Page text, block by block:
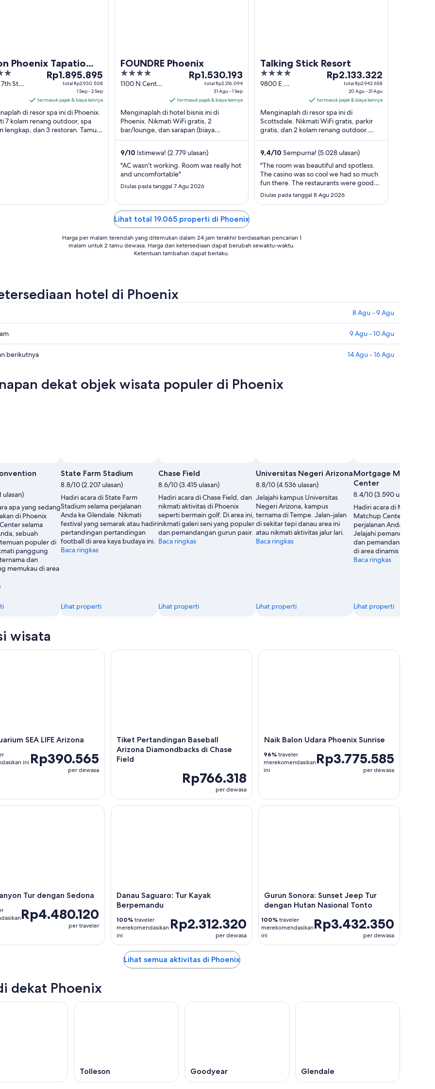
Phoenix Tapatio
Resort
7th St
Harga
Rp1.895.895
malam
dari
1
Sep
Rp1.895.895
total Rp2.930.508
1 Sep - 2 Sep
termasuk pajak & biaya lainnya
di resor spa ini di Phoenix.
7 kolam renang outdoor, spa
lengkap, dan 3 restoran. Tamu
FOUNDRE Phoenix
4
out
1100 N Central
Harga
Rp1.530.193
malam
dari
31
Agu
1
Sep
Rp1.530.193
total Rp2.216.094
31 Agu - 1 Sep
termasuk pajak & biaya lainnya
Menginaplah di hotel bisnis ini di
Phoenix. Nikmati WiFi gratis, 2
bar/lounge, dan sarapan (biaya
tambahan). Tamu kami memuji restoran
9/10 Istimewa! (2.779 ulasan)
"AC wasn’t working. Room was really hot
and uncomfortable"
Diulas pada tanggal 7 Agu 2026
Talking Stick Resort
4
out
9800 E.
Scottsdale AZ
Harga
Rp2.133.322
malam
dari
20
Agu
21
Agu
Rp2.133.322
total Rp2.942.658
20 Agu - 21 Agu
termasuk pajak & biaya lainnya
Menginaplah di resor spa ini di
Scottsdale. Nikmati WiFi gratis, parkir
gratis, dan 2 kolam renang outdoor.
Tamu kami memuji kolam renang dan
9,4/10 Sempurna! (5.028 ulasan)
"The room was beautiful and spotless.
The casino was so cool we had so much
fun there. The restaurants were good
we had a lot of ice coffee and nachos."
Diulas pada tanggal 8 Agu 2026
Lihat total 19.065 properti di Phoenix
Harga per malam terendah yang ditemukan dalam 24 jam terakhir berdasarkan pencarian 1
malam untuk 2 tamu dewasa. Harga dan ketersediaan dapat berubah sewaktu-waktu.
Ketentuan tambahan dapat berlaku.
hotel di Phoenix
8 Agu - 9 Agu
9 Agu - 10 Agu
berikutnya 14 Agu - 16 Agu
dekat objek wisata populer di Phoenix
ulasan)
apa yang sedang
di Phoenix
selama
sebuah
populer di
panggung
dan
memukau di area
State Farm Stadium
8.8/10 (2.207 ulasan)
Hadiri acara di State Farm
Stadium selama perjalanan
Anda ke Glendale. Nikmati
festival yang semarak atau hadiri
pertandingan pertandingan
football di area kaya budaya ini.
Baca ringkas
Lihat properti
Chase Field
8.6/10 (3.415 ulasan)
Hadiri acara di Chase Field, dan
nikmati aktivitas di Phoenix
seperti bermain golf. Di area ini,
nikmati galeri seni yang populer
dan pemandangan gurun pasir.
Baca ringkas
Lihat properti
Universitas Negeri Arizona
8.8/10 (4.536 ulasan)
Jelajahi kampus Universitas
Negeri Arizona, kampus
ternama di Tempe. Jalan-jalan
di sekitar tepi danau area ini
atau nikmati aktivitas jalur lari.
Baca ringkas
Lihat properti
Mortgage Matchup
Center
8.4/10 (3.590 ulasan)
Hadiri acara di Mortgage
Matchup Center selama
perjalanan Anda ke
Jelajahi pemandangan
dan pemandangan gurun
di area dinamis ini.
Baca ringkas
Lihat properti
wisata
SEA LIFE Arizona
Rp390.565
per dewasa
ini
SEA LIFE Arizona
Tiket Pertandingan Baseball
Arizona Diamondbacks di Chase
Field
Rp766.318
per dewasa
Tiket Pertandingan Baseball Arizona Diamondbacks di Chase Field
Naik Balon Udara Phoenix Sunrise
Rp3.775.585
per dewasa
96% traveler
merekomendasikan
ini
Naik Balon Udara Phoenix Sunrise
Tur dengan Sedona
Rp4.480.120
per traveler
Tur dengan Sedona
Danau Saguaro: Tur Kayak
Berpemandu
Rp2.312.320
per dewasa
100% traveler
merekomendasikan
ini
Danau Saguaro: Tur Kayak Berpemandu
Gurun Sonora: Sunset Jeep Tur
dengan Hutan Nasional Tonto
Rp3.432.350
per dewasa
100% traveler
merekomendasikan
ini
Gurun Sonora: Sunset Jeep Tur dengan Hutan
Lihat semua aktivitas di Phoenix
dekat Phoenix
Tolleson Goodyear Glendale